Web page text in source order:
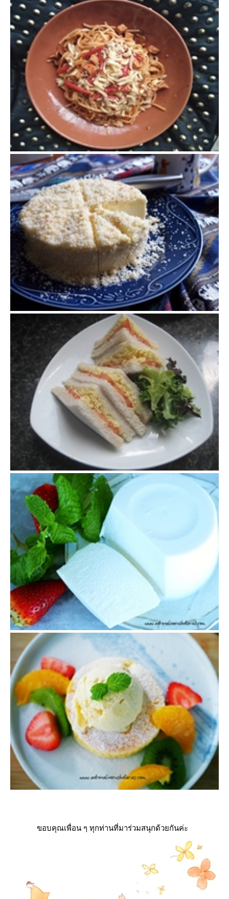
ขอบคุณเพื่อน ๆ ทุกท่านที่มาร่วมสนุกด้วยกันค่ะ